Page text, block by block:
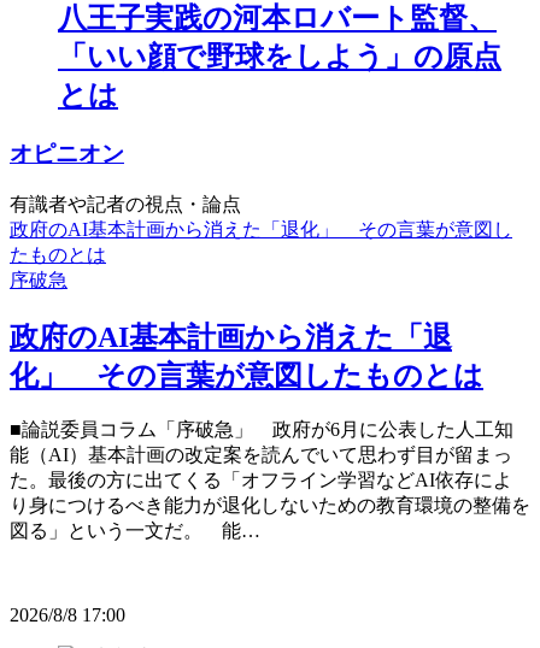
八王子実践の河本ロバート監督、
「いい顔で野球をしよう」の原点
とは
オピニオン
有識者や記者の視点・論点
政府のAI基本計画から消えた「退化」 その言葉が意図し
たものとは
序破急
政府のAI基本計画から消えた「退
化」 その言葉が意図したものとは
■論説委員コラム「序破急」 政府が6月に公表した人工知
能（AI）基本計画の改定案を読んでいて思わず目が留まっ
た。最後の方に出てくる「オフライン学習などAI依存によ
り身につけるべき能力が退化しないための教育環境の整備を
図る」という一文だ。 能…
2026/8/8 17:00